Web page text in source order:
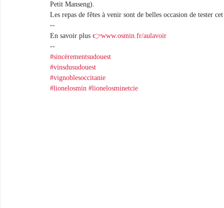
#NosDomaines
Petit Manseng).
Les repas de fêtes à venir sont de belles occasion de tester
--
En savoir plus 👉www.osmin.fr/aulavoir
--
#sincèrementsudouest
#vinsdusudouest
#vignoblesoccitanie
#lionelosmin #lionelosminetcie